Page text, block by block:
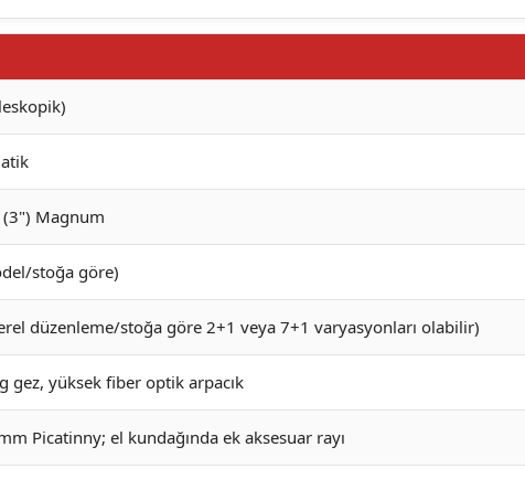
Magnum
stoğa göre)
düzenleme/stoğa göre 2+1 veya 7+1 varyasyonları olabilir)
gez, yüksek fiber optik arpacık
Picatinny; el kundağında ek aksesuar rayı